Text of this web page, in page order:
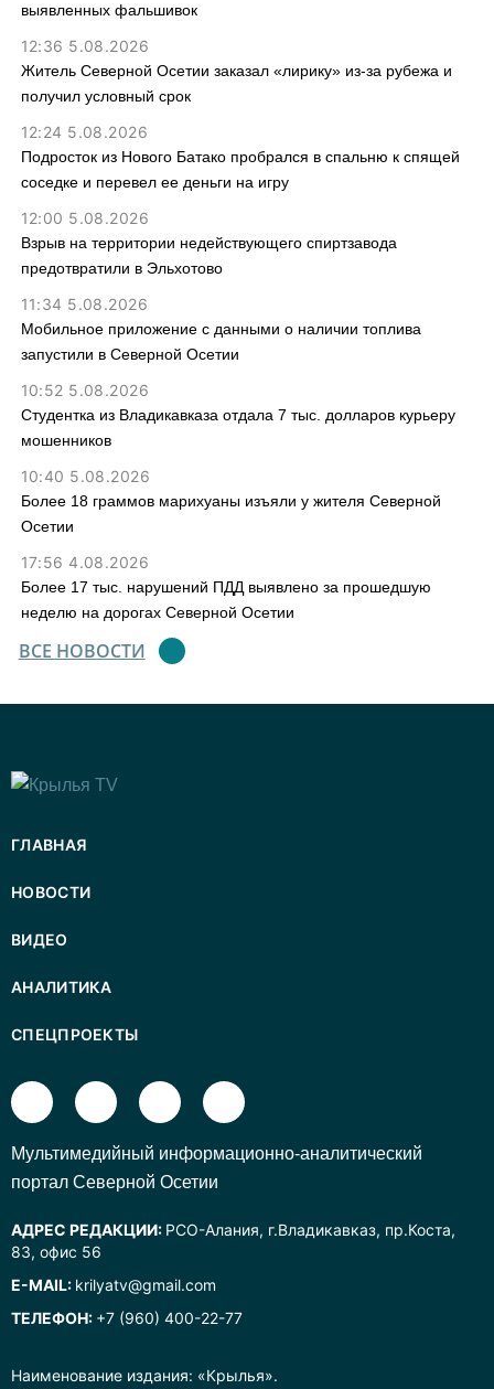
выявленных фальшивок
12:36 5.08.2026
Житель Северной Осетии заказал «лирику» из-за рубежа и
получил условный срок
12:24 5.08.2026
Подросток из Нового Батако пробрался в спальню к спящей
соседке и перевел ее деньги на игру
12:00 5.08.2026
Взрыв на территории недействующего спиртзавода
предотвратили в Эльхотово
11:34 5.08.2026
Мобильное приложение с данными о наличии топлива
запустили в Северной Осетии
10:52 5.08.2026
Студентка из Владикавказа отдала 7 тыс. долларов курьеру
мошенников
10:40 5.08.2026
Более 18 граммов марихуаны изъяли у жителя Северной
Осетии
17:56 4.08.2026
Более 17 тыс. нарушений ПДД выявлено за прошедшую
неделю на дорогах Северной Осетии
ВСЕ НОВОСТИ
Наименование издания: «Крылья».
ГЛАВНАЯ
НОВОСТИ
ВИДЕО
АНАЛИТИКА
СПЕЦПРОЕКТЫ
Mультимедийный информационно-аналитический
портал Северной Осетии
АДРЕС РЕДАКЦИИ: РСО-Алания, г.Владикавказ, пр.Коста,
83, офис 56
E-MAIL: krilyatv@gmail.com
ТЕЛЕФОН: +7 (960) 400-22-77